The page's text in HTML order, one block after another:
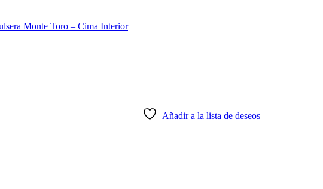
Añadir a la lista de deseos